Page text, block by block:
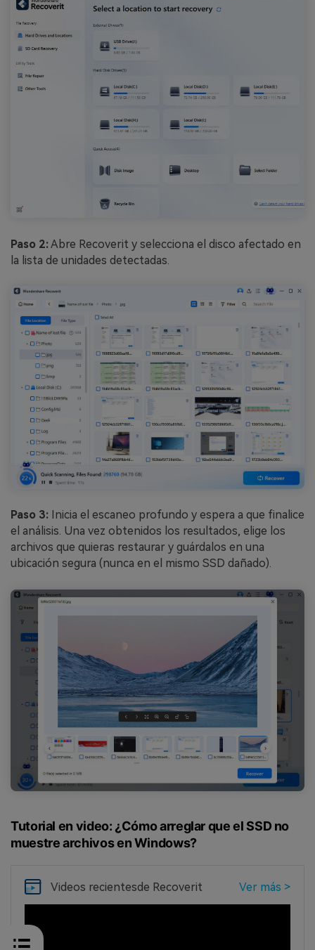
Paso 2:Abre Recoverit y selecciona el disco afectado en
la lista de unidades detectadas.
Paso 3: Inicia el escaneo profundo y espera a que finalice
el análisis. Una vez obtenidos los resultados, elige los
archivos que quieras restaurar y guárdalos en una
ubicación segura (nunca en el mismo SSD dañado).
Tutorial en video: ¿Cómo arreglar que el SSD no
muestre archivos en Windows?
Videos recientesde Recoverit Ver más >